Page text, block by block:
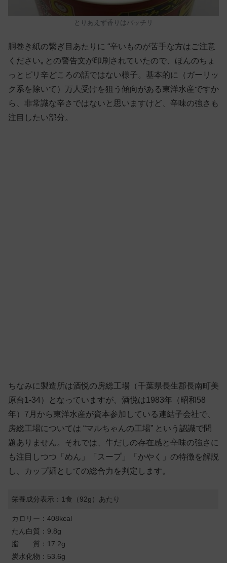
とりあえず香りはバッチリ
胴巻き紙の繋ぎ目あたりに “辛いものが苦手な方はご注意
ください„ との警告文が印刷されていたので、ほんのちょ
っとピリ辛どころの話ではない様子。基本的に（ガーリッ
ク系を除いて）万人受けを狙う傾向がある東洋水産ですか
ら、非常識な辛さではないと思いますけど、辛味の強さも
注目したい部分。
ちなみに製造所は酒悦の房総工場（千葉県長生郡長南町美
原台1-34）となっていますが、酒悦は1983年（昭和58
年）7月から東洋水産が資本参加している連結子会社で、
房総工場については “マルちゃんの工場” という認識で問
題ありません。それでは、牛だしの存在感と辛味の強さに
も注目しつつ「めん」「スープ」「かやく」の特徴を解説
し、カップ麺としての総合力を判定します。
栄養成分表示：1食（92g）あたり
カロリー：408kcal
たん白質：9.8g
脂 質：17.2g
炭水化物：53.6g